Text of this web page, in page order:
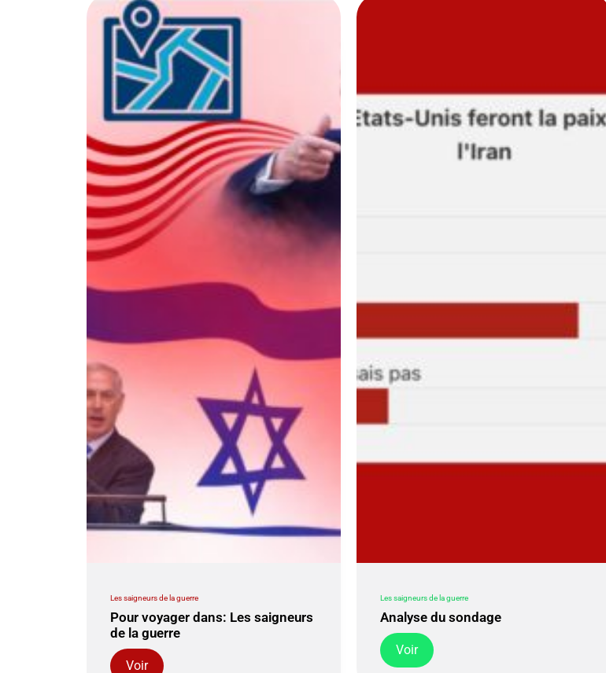
Les saigneurs de la guerre
Pour voyager dans: Les saigneurs
de la guerre
Voir
Les saigneurs de la guerre
Analyse du sondage
Voir